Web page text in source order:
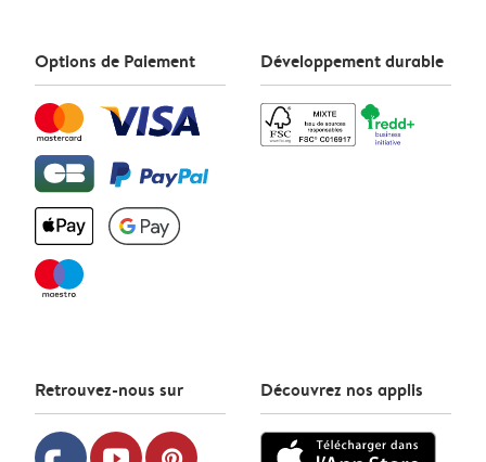
Options de Paiement Développement durable
Retrouvez-nous sur Découvrez nos applis